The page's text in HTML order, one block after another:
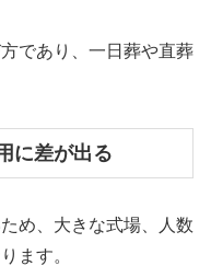
であり、一日葬や直葬
に差が出る
め、大きな式場、人数
ます。